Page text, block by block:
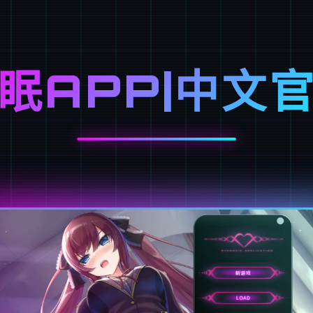
APP|中文